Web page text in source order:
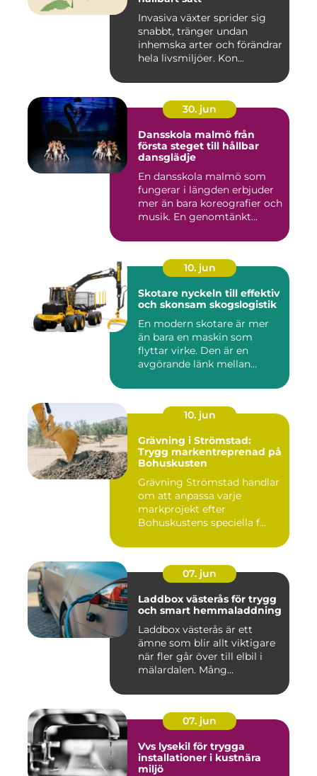
Invasiva växter sprider sig
snabbt, tränger undan
inhemska arter och förändrar
hela livsmiljöer. Kon...
30. jun
Dansskola malmö från
första steget till hållbar
dansglädje
En dansskola malmö som
fungerar i längden erbjuder
mer än bara koreografier och
musik. En genomtänkt...
10. jun
Skotare nyckeln till effektiv
och skonsam skogslogistik
En modern skotare är mer
än bara en maskin som
flyttar virke. Den är en
avgörande länk mellan
10. jun
Grävning i Strömstad:
Trygg markentreprenad på
Bohuskusten
Grävning Strömstad handlar
om att anpassa varje
markprojekt efter
Bohuskustens speciella f...
07. jun
Laddbox västerås för trygg
och smart hemmaladdning
Laddbox västerås är ett
ämne som blir allt viktigare
när fler går över till elbil i
mälardalen. Mång...
07. jun
Vvs lysekil för trygga
installationer i kustnära
miljö